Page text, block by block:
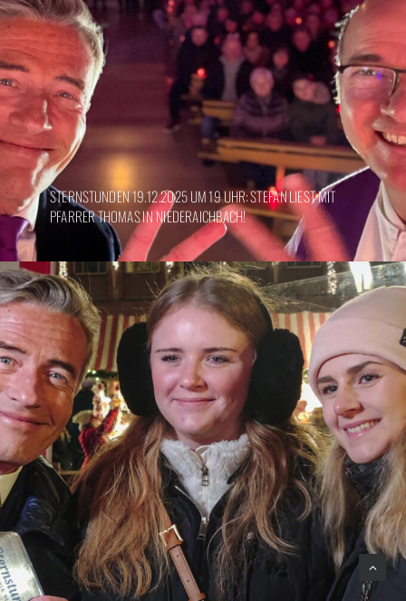
STERNSTUNDEN 19.12.2025 UM 19 UHR: STEFAN LIEST MIT
PFARRER THOMAS IN NIEDERAICHBACH!